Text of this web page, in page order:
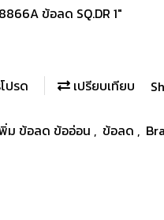
ข้อลด SQ.DR 1"
ปรด เปรียบเทียบ
ม ข้อลด ข้ออ่อน , ข้อลด ,